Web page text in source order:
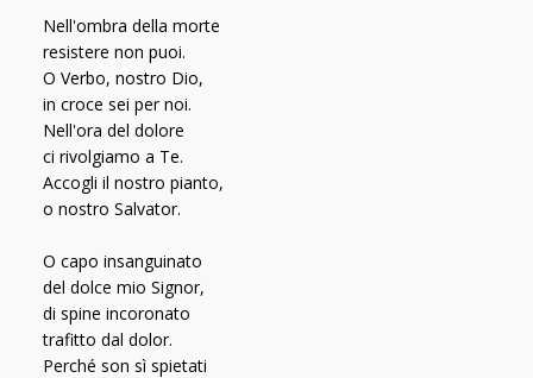
Nell'ombra della morte
resistere non puoi.
O Verbo, nostro Dio,
in croce sei per noi.
Nell'ora del dolore
ci rivolgiamo a Te.
Accogli il nostro pianto,
o nostro Salvator.
O capo insanguinato
del dolce mio Signor,
di spine incoronato
trafitto dal dolor.
Perché son sì spietati